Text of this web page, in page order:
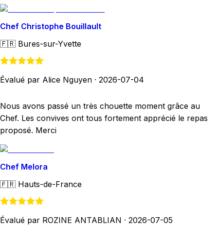
Chef Christophe Bouillault
🇫🇷 Bures-sur-Yvette
Évalué par Alice Nguyen · 2026-07-04
Nous avons passé un très chouette moment grâce au
Chef. Les convives ont tous fortement apprécié le repas
proposé. Merci
Chef Melora
🇫🇷 Hauts-de-France
Évalué par ROZINE ANTABLIAN · 2026-07-05